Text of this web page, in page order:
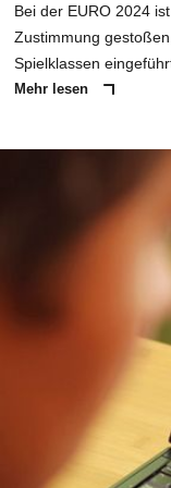
Bei der EURO 2024
Zustimmung
Spielklassen
Mehr lesen